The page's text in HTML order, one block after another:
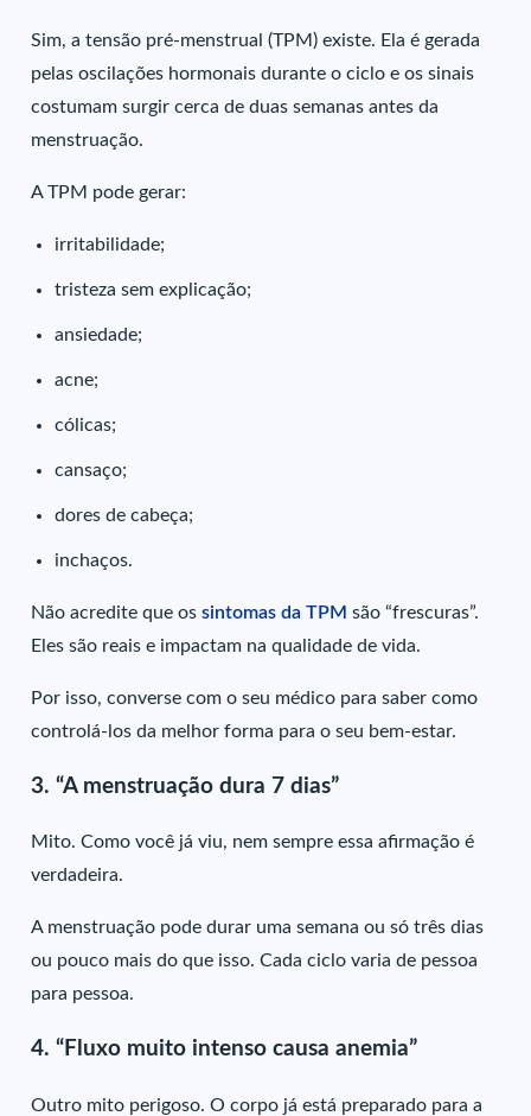
Sim, a tensão pré-menstrual (TPM) existe. Ela é gerada
pelas oscilações hormonais durante o ciclo e os sinais
costumam surgir cerca de duas semanas antes da
menstruação.
A TPM pode gerar:
irritabilidade;
tristeza sem explicação;
ansiedade;
acne;
cólicas;
cansaço;
dores de cabeça;
inchaços.
Não acredite que ossintomas da TPM são “frescuras”.
Eles são reais e impactam na qualidade de vida.
Por isso, converse com o seu médico para saber como
controlá-los da melhor forma para o seu bem-estar.
3.“A menstruação dura 7 dias”
Mito. Como você já viu, nem sempre essa afirmação é
verdadeira.
A menstruação pode durar uma semana ou só três dias
ou pouco mais do que isso. Cada ciclo varia de pessoa
para pessoa.
4.“Fluxo muito intenso causa anemia”
Outro mito perigoso. O corpo já está preparado para a